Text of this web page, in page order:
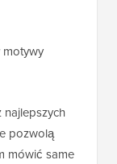
najlepszych
pozwolą
mówić same